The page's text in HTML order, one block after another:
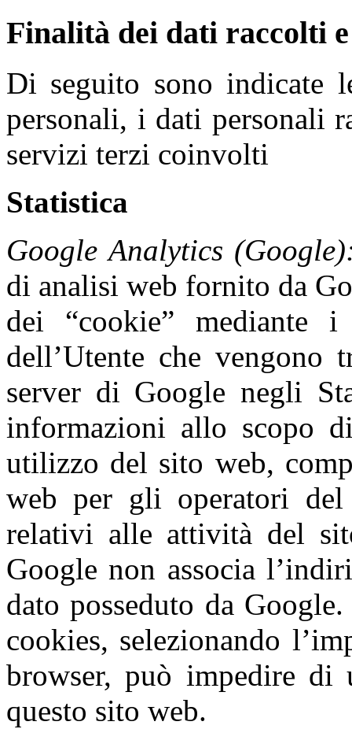
Finalità dei dati raccolti
Di seguito sono indicate
personali, i dati personali
servizi terzi coinvolti
Statistica
Google Analytics
di analisi web fornito da
dei “cookie” mediante
dell’Utente che vengono
server di Google negli
informazioni allo scopo
utilizzo del sito web,
web per gli operatori
relativi alle attività del
Google non associa
dato posseduto da
cookies, selezionando
browser, può impedire
questo sito web.